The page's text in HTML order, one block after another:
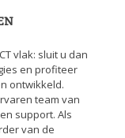
vlak: sluit u dan
en profiteer
ontwikkeld.
team van
support. Als
van de